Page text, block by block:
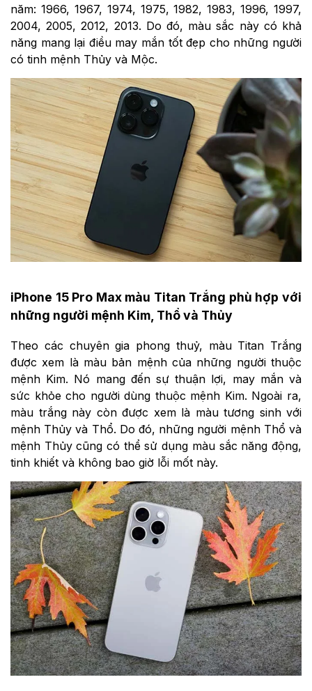
năm: 1966, 1967, 1974, 1975, 1982, 1983, 1996, 1997,
2004, 2005, 2012, 2013. Do đó, màu sắc này có khả
năng mang lại điều may mắn tốt đẹp cho những người
có tinh mệnh Thủy và Mộc.
iPhone 15 Pro Max màu Titan Trắng phù hợp với
những người mệnh Kim, Thổ và Thủy
Theo các chuyên gia phong thuỷ, màu Titan Trắng
được xem là màu bản mệnh của những người thuộc
mệnh Kim. Nó mang đến sự thuận lợi, may mắn và
sức khỏe cho người dùng thuộc mệnh Kim. Ngoài ra,
màu trắng này còn được xem là màu tương sinh với
mệnh Thủy và Thổ. Do đó, những người mệnh Thổ và
mệnh Thủy cũng có thể sử dụng màu sắc năng động,
tinh khiết và không bao giờ lỗi mốt này.